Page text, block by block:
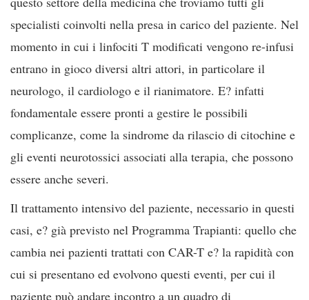
specialisti coinvolti nella presa in carico del paziente. Nel
momento in cui i linfociti T modificati vengono re-infusi
entrano in gioco diversi altri attori, in particolare il
neurologo, il cardiologo e il rianimatore. E? infatti
fondamentale essere pronti a gestire le possibili
complicanze, come la sindrome da rilascio di citochine e
gli eventi neurotossici associati alla terapia, che possono
essere anche severi.
Il trattamento intensivo del paziente, necessario in questi
casi, e? già previsto nel Programma Trapianti: quello che
cambia nei pazienti trattati con CAR-T e? la rapidità con
cui si presentano ed evolvono questi eventi, per cui il
paziente può andare incontro a un quadro di